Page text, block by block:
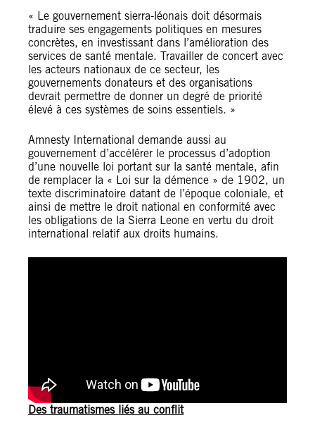
« Le gouvernement sierra-léonais doit désormais
traduire ses engagements politiques en mesures
concrètes, en investissant dans l’amélioration des
services de santé mentale. Travailler de concert avec
les acteurs nationaux de ce secteur, les
gouvernements donateurs et des organisations
devrait permettre de donner un degré de priorité
élevé à ces systèmes de soins essentiels. »
Amnesty International demande aussi au
gouvernement d’accélérer le processus d’adoption
d’une nouvelle loi portant sur la santé mentale, afin
de remplacer la « Loi sur la démence » de 1902, un
texte discriminatoire datant de l’époque coloniale, et
ainsi de mettre le droit national en conformité avec
les obligations de la Sierra Leone en vertu du droit
international relatif aux droits humains.
Des traumatismes liés au conflit